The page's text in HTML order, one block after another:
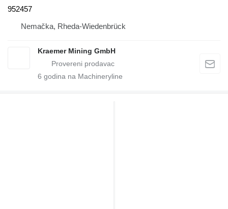
952457
Nemačka, Rheda-Wiedenbrück
Kraemer Mining GmbH
6 godina na Machineryline